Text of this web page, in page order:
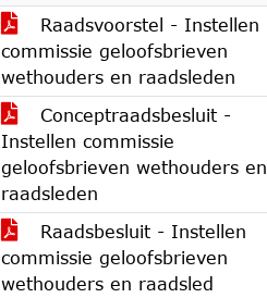
Raadsvoorstel - Instellen
commissie geloofsbrieven
wethouders en raadsleden
Conceptraadsbesluit -
Instellen commissie
geloofsbrieven wethouders en
raadsleden
Raadsbesluit - Instellen
commissie geloofsbrieven
wethouders en raadsled